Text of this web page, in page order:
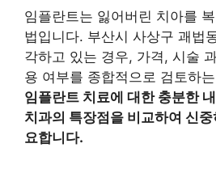
임플란트는 잃어버린 치아를
법입니다. 부산시 사상구 괘법
각하고 있는 경우, 가격, 시술
용 여부를 종합적으로 검토하
임플란트 치료에 대한 충분한
치과의 특장점을 비교하여 신
요합니다.